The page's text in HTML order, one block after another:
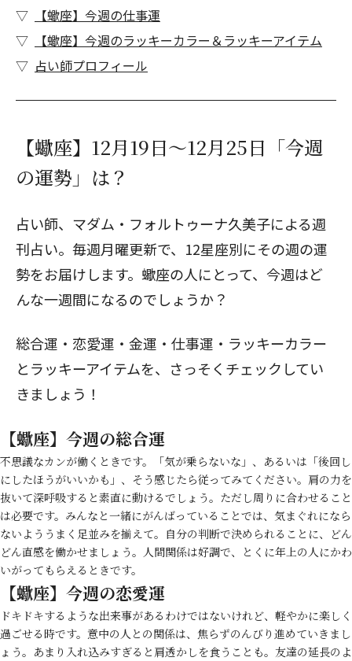
【蠍座】今週の仕事運
【蠍座】今週のラッキーカラー＆ラッキーアイテム
占い師プロフィール
【蠍座】12月19日～12月25日「今週
の運勢」は？
占い師、マダム・フォルトゥーナ久美子による週
刊占い。毎週月曜更新で、12星座別にその週の運
勢をお届けします。蠍座の人にとって、今週はど
んな一週間になるのでしょうか？
総合運・恋愛運・金運・仕事運・ラッキーカラー
とラッキーアイテムを、さっそくチェックしてい
きましょう！
【蠍座】今週の総合運
不思議なカンが働くときです。「気が乗らないな」、あるいは「後回し
にしたほうがいいかも」、そう感じたら従ってみてください。肩の力を
抜いて深呼吸すると素直に動けるでしょう。ただし周りに合わせること
は必要です。みんなと一緒にがんばっていることでは、気まぐれになら
ないよううまく足並みを揃えて。自分の判断で決められることに、どん
どん直感を働かせましょう。人間関係は好調で、とくに年上の人にかわ
いがってもらえるときです。
【蠍座】今週の恋愛運
ドキドキするような出来事があるわけではないけれど、軽やかに楽しく
過ごせる時です。意中の人との関係は、焦らずのんびり進めていきまし
ょう。あまり入れ込みすぎると肩透かしを食うことも。友達の延長のよ